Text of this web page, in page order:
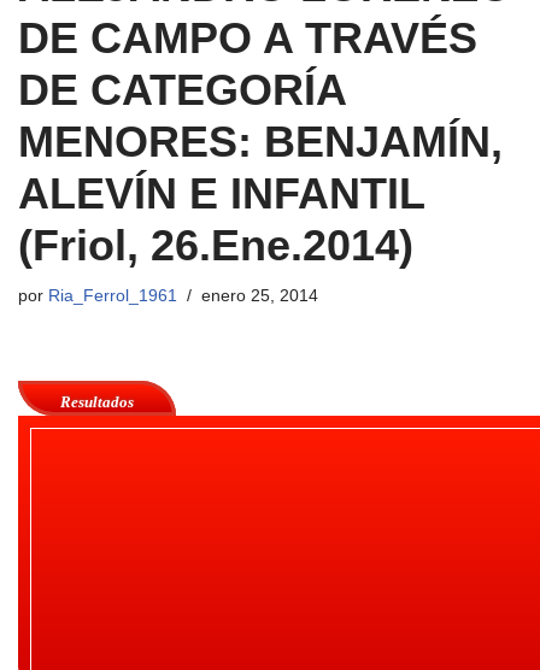
DE CAMPO A TRAVÉS
DE CATEGORÍA
MENORES: BENJAMÍN,
ALEVÍN E INFANTIL
(Friol, 26.Ene.2014)
por Ria_Ferrol_1961 enero 25, 2014
Resultados